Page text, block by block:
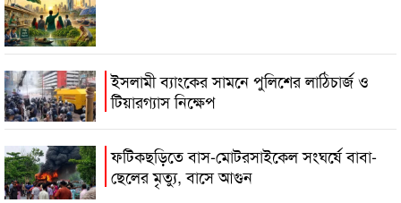
ইসলামী ব্যাংকের সামনে পুলিশের লাঠিচার্জ ও
টিয়ারগ্যাস নিক্ষেপ
ফটিকছড়িতে বাস-মোটরসাইকেল সংঘর্ষে বাবা-
ছেলের মৃত্যু, বাসে আগুন